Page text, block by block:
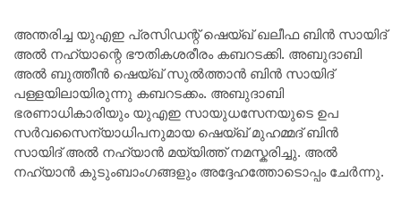
അന്തരിച്ച യുഎഇ പ്രസിഡന്റ് ഷെയ്ഖ് ഖലീഫ ബിൻ സായിദ്
അൽ നഹ്യാന്റെ ഭൗതികശരീരം കബറടക്കി. അബുദാബി
അൽ ബുത്തീൻ ഷെയ്ഖ് സുൽത്താൻ ബിൻ സായിദ്
പള്ളയിലായിരുന്നു കബറടക്കം. അബുദാബി
ഭരണാധികാരിയും യുഎഇ സായുധസേനയുടെ ഉപ
സർവസൈന്യാധിപനുമായ ഷെയ്ഖ് മുഹമ്മദ് ബിൻ
സായിദ് അൽ നഹ്യാൻ മയ്യിത്ത് നമസ്കരിച്ചു. അൽ
നഹ്യാൻ കുടുംബാംഗങ്ങളും അദ്ദേഹത്തോടൊപ്പം ചേർന്നു.